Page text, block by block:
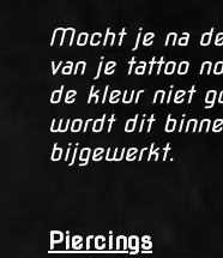
Mocht je na
van je tattoo
de kleur niet
wordt dit
bijgewerkt.
Piercings